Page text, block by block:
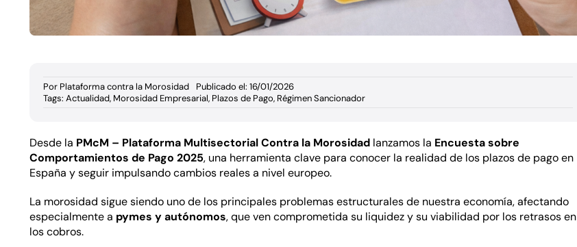
Por Plataforma contra la Morosidad
Publicado el: 16/01/2026
Tags: Actualidad, Morosidad Empresarial, Plazos de Pago, Régimen Sancionador
Desde la PMcM – Plataforma Multisectorial Contra la Morosidadlanzamos la Encuesta sobre
Comportamientos de Pago 2025, una herramienta clave para conocer la realidad de los plazos de pago en
España y seguir impulsando cambios reales a nivel europeo.
La morosidad sigue siendo uno de los principales problemas estructurales de nuestra economía, afectando
especialmente a pymes y autónomos, que ven comprometida su liquidez y su viabilidad por los retrasos en
los cobros.